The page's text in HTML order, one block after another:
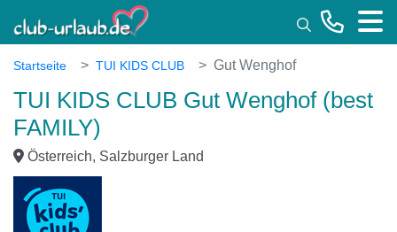
Startseite TUI KIDS CLUB Gut Wenghof
TUI KIDS CLUB Gut Wenghof (best
FAMILY)
Österreich, Salzburger Land